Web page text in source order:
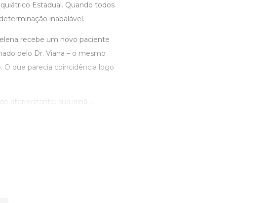
Estadual. Quando todos
inabalável.
recebe um novo paciente
pelo Dr. Viana – o mesmo
que parecia coincidência logo
aterrorizante: sua irmã ...